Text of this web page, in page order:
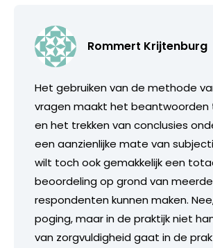
Rommert Krijtenburg
Het gebruiken van de methode
vragen maakt het beantwoorden
en het trekken van conclusies
een aanzienlijke mate van
wilt toch ook gemakkelijk een
beoordeling op grond van
respondenten kunnen maken.
poging, maar in de praktijk niet
van zorgvuldigheid gaat in de